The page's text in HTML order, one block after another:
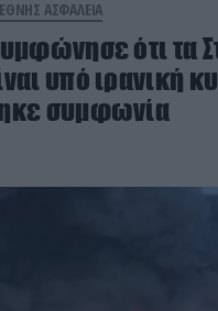
ΑΣΦΑΛΕΙΑ
ότι τα
υπό ιρανική
συμφωνία